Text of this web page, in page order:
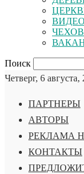
Поиск
Четверг, 6 августа,
ПАРТНЕРЫ
АВТОРЫ
РЕКЛАМА
КОНТАКТЫ